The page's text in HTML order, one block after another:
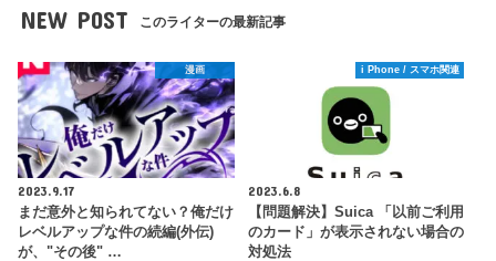
NEW POST このライターの最新記事
漫画
2023.9.17
まだ意外と知られてない？俺だけ
レベルアップな件の続編(外伝)
が、"その後" …
i Phone / スマホ関連
2023.6.8
【問題解決】Suica 「以前ご利用
のカード」が表示されない場合の
対処法